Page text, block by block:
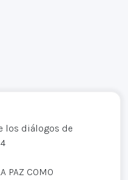
los diálogos de
PAZ COMO